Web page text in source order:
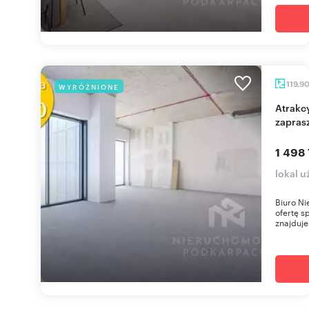
WYRÓŻNIONE
Atrakcyjny lokal biurowy 120 m² w Rzeszowie -
1 498
lokal
Biuro
ofertę